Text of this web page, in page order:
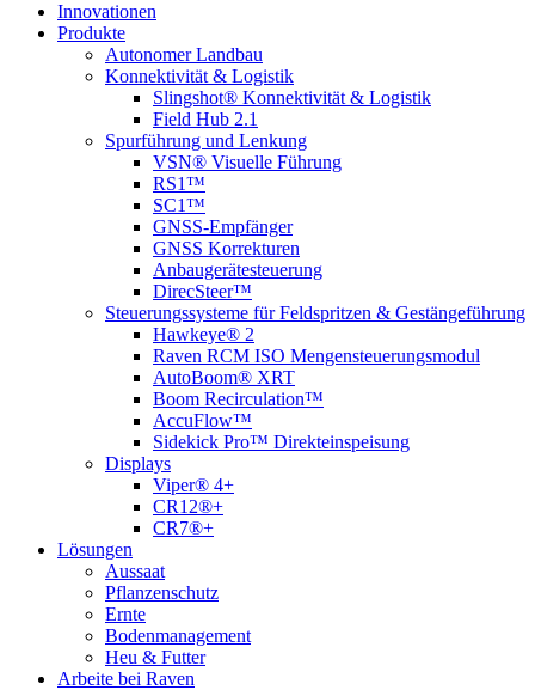
Innovationen
Produkte
Autonomer Landbau
Konnektivität & Logistik
Slingshot® Konnektivität & Logistik
Field Hub 2.1
Spurführung und Lenkung
VSN® Visuelle Führung
RS1™
SC1™
GNSS-Empfänger
GNSS Korrekturen
Anbaugerätesteuerung
DirecSteer™
Steuerungssysteme für Feldspritzen & Gestängeführung
Hawkeye® 2
Raven RCM ISO Mengensteuerungsmodul
AutoBoom® XRT
Boom Recirculation™
AccuFlow™
Sidekick Pro™ Direkteinspeisung
Displays
Viper® 4+
CR12®+
CR7®+
Lösungen
Aussaat
Pflanzenschutz
Ernte
Bodenmanagement
Heu & Futter
Arbeite bei Raven